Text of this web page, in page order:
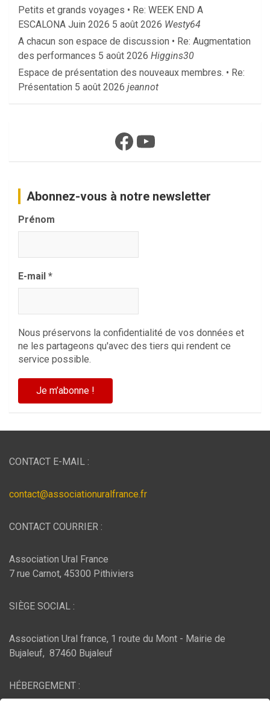
Petits et grands voyages • Re: WEEK END A
ESCALONA Juin 2026 5 août 2026 Westy64
A chacun son espace de discussion • Re: Augmentation
des performances 5 août 2026 Higgins30
Espace de présentation des nouveaux membres. • Re:
Présentation 5 août 2026 jeannot
Facebook
YouTube
Abonnez-vous à notre newsletter
Prénom
E-mail *
Nous préservons la confidentialité de vos données et
ne les partageons qu'avec des tiers qui rendent ce
service possible.
CONTACT E-MAIL :
contact@associationuralfrance.fr
CONTACT COURRIER :
Association Ural France
7 rue Carnot, 45300 Pithiviers
SIÈGE SOCIAL :
Association Ural france, 1 route du Mont - Mairie de
Bujaleuf, 87460 Bujaleuf
HÉBERGEMENT :